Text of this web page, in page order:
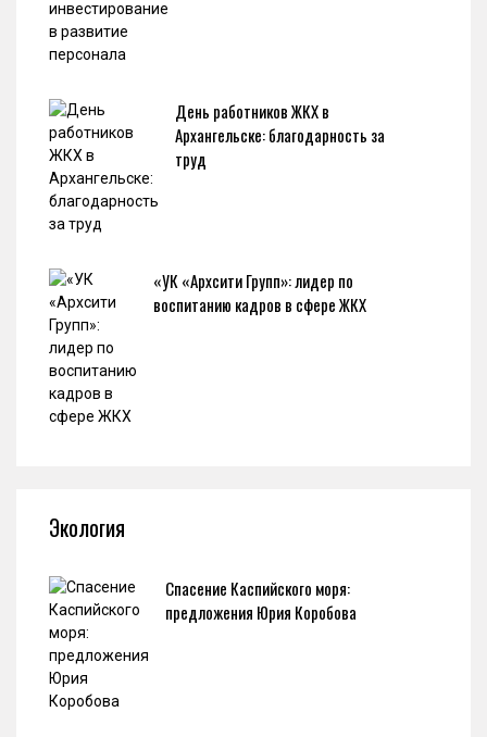
День работников ЖКХ в
Архангельске: благодарность за
труд
«УК «Архсити Групп»: лидер по
воспитанию кадров в сфере ЖКХ
Экология
Спасение Каспийского моря:
предложения Юрия Коробова